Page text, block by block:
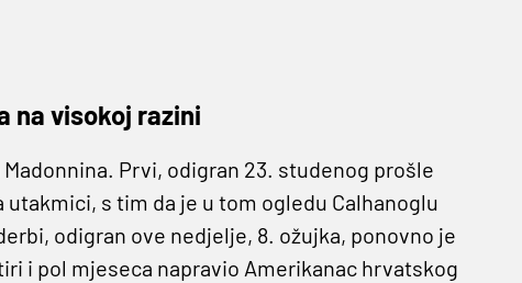
na visokoj razini
Prvi, odigran 23. studenog prošle
s tim da je u tom ogledu Calhanoglu
odigran ove nedjelje, 8. ožujka, ponovno je
i pol mjeseca napravio Amerikanac hrvatskog